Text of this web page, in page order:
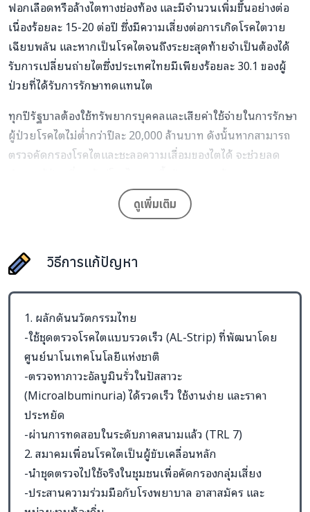
ฟอกเลือดหรือล้างไตทางช่องท้อง และมีจำนวนเพิ่มขึ้นอย่างต่อ
เนื่องร้อยละ 15-20ต่อปี ซึ่งมีความเสี่ยงต่อการเกิดโรคไตวาย
เฉียบพลัน และหากเป็นโรคไตจนถึงระยะสุดท้ายจำเป็นต้องได้
รับการเปลี่ยนถ่ายไตซึ่งประเทศไทยมีเพียงร้อยละ30.1 ของผู้
ป่วยที่ได้รับการรักษาทดแทนไต
ทุกปีรัฐบาลต้องใช้ทรัพยากรบุคคลและเสียค่าใช้จ่ายในการรักษา
ผู้ป่วยโรคไตไม่ต่ำกว่าปีละ20,000ล้านบาท ดังนั้นหากสามารถ
ตรวจคัดกรองโรคไตและชะลอความเสื่อมของไตได้ จะช่วยลด
ดูเพิ่มเติม
วิธีการแก้ปัญหา
1. ผลักดันนวัตกรรมไทย
-ใช้ชุดตรวจโรคไตแบบรวดเร็ว (AL-Strip) ที่พัฒนาโดย
ศูนย์นาโนเทคโนโลยีแห่งชาติ
-ตรวจหาภาวะอัลบูมินรั่วในปัสสาวะ
(Microalbuminuria) ได้รวดเร็ว ใช้งานง่าย และราคา
ประหยัด
-ผ่านการทดสอบในระดับภาคสนามแล้ว (TRL 7)
2. สมาคมเพื่อนโรคไตเป็นผู้ขับเคลื่อนหลัก
-นำชุดตรวจไปใช้จริงในชุมชนเพื่อคัดกรองกลุ่มเสี่ยง
-ประสานความร่วมมือกับโรงพยาบาล อาสาสมัคร และ